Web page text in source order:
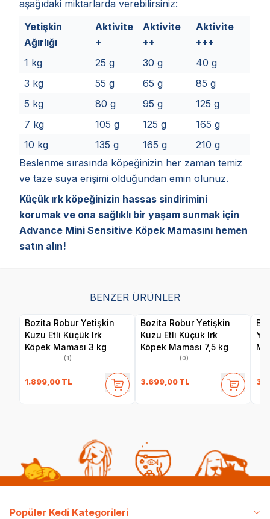
aşağıdaki miktarlarda verebilirsiniz:
Yetişkin
Ağırlığı
Aktivite
+
Aktivite
++
Aktivite
+++
1 kg
25 g 30 g
40 g
3 kg
55 g 65 g
85 g
5 kg
80 g 95 g
125 g
7 kg
105 g 125 g
165 g
10 kg
135 g 165 g
210 g
Beslenme sırasında köpeğinizin her zaman temiz
ve taze suya erişimi olduğundan emin olunuz.
Küçük ırk köpeğinizin hassas sindirimini
korumak ve ona sağlıklı bir yaşam sunmak için
Advance Mini Sensitive Köpek Mamasını hemen
satın alın!
BENZER ÜRÜNLER
Bozita Robur Yetişkin
Kuzu Etli Küçük Irk
Köpek Maması 3 kg
(1)
1.899,00 TL
Bozita Robur Yetişkin
Kuzu Etli Küçük Irk
Köpek Maması 7,5 kg
(0)
3.699,00 TL
Popüler Kedi Kategorileri